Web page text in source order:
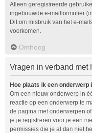
Alleen geregistreerde
ingebouwde e-mailformulier
Dit om misbruik van het e-
voorkomen.
Omhoog
Vragen in verband met
Hoe plaats ik een
Om een nieuw onderwerp in
reactie op een onderwerp te
de pagina met onderwerpen
je je registreren voor je een
permissies die je al dan niet